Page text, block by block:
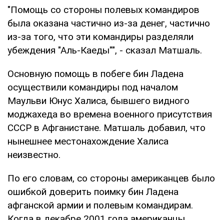
"Помощь со стороны полевых командиров
была оказана частично из-за денег, частично
из-за того, что эти командиры разделяли
убеждения "Аль-Каеды"", - сказал Матшаль.
Основную помощь в побеге бин Ладена
осуществили командиры под началом
Маульви Юнус Халиса, бывшего видного
моджахеда во времена военного присутствия
СССР в Афганистане. Матшаль добавил, что
нынешнее местонахождение Халиса
неизвестно.
По его словам, со стороны американцев было
ошибкой доверить поимку бин Ладена
афганской армии и полевым командирам.